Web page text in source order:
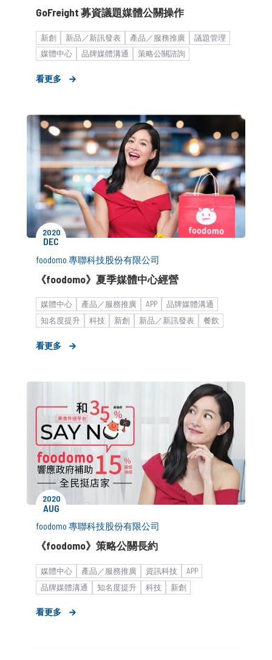
GoFreight 募資議題媒體公關操作
新創 新品／新訊發表 產品／服務推廣
議題管理
媒體中心
品牌媒體溝通
策略公關諮詢
商務市場（B2B）
看更多
2020
DEC
foodomo 專聯科技股份有限公司
《foodomo》夏季媒體中心經營
媒體中心 產品／服務推廣 APP
品牌媒體溝通
知名度提升
科技 新創 新品／新訊發表
餐飲
新聞稿
看更多
2020
AUG
foodomo 專聯科技股份有限公司
《foodomo》策略公關長約
媒體中心 產品／服務推廣 資訊科技
APP
品牌媒體溝通
知名度提升 科技
新創
共享經濟
看更多